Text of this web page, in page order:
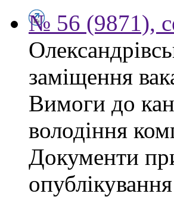
№ 56 (9871),
заміщення
Вимоги до
володіння
Документи